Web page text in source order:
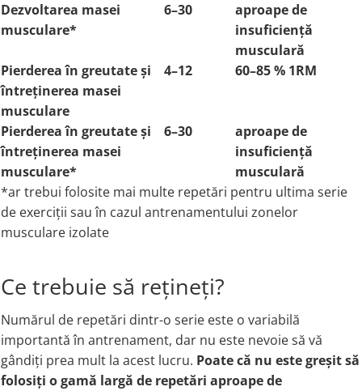
Dezvoltarea masei
musculare*
6–30
aproape de
insuficiență
musculară
Pierderea în greutate și
întreținerea masei
musculare
4–12 60–85 % 1RM
Pierderea în greutate și
întreținerea masei
musculare*
6–30
aproape de
insuficiență
musculară
*ar trebui folosite mai multe repetări pentru ultima serie
de exerciții sau în cazul antrenamentului zonelor
musculare izolate
Ce trebuie să rețineți?
Numărul de repetări dintr-o serie este o variabilă
importantă în antrenament, dar nu este nevoie să vă
gândiți prea mult la acest lucru. Poate că nu este greșit să
folosiți o gamă largă de repetări aproape de